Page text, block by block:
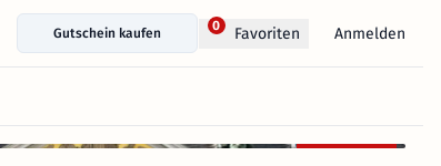
Gutschein kaufen
0 Favoriten Anmelden